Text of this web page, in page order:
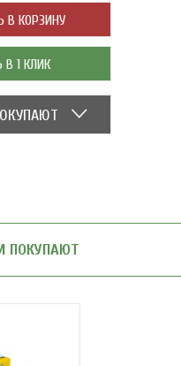
В КОРЗИНУ
В 1 КЛИК
ПОКУПАЮТ